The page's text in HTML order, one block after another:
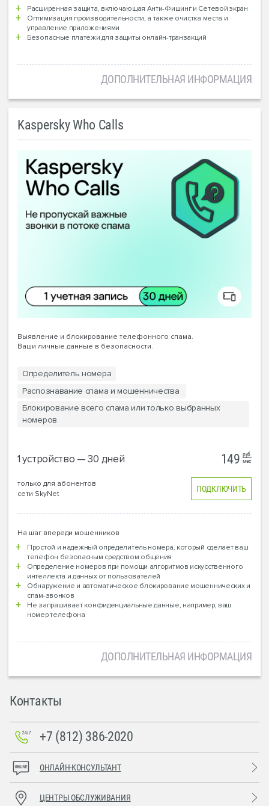
Расширенная защита, включающая Анти-Фишинг и Сетевой экран
Оптимизация производительности, а также очистка места и
управление приложениями
Безопасные платежи для защиты онлайн-транзакций
ДОПОЛНИТЕЛЬНАЯ ИНФОРМАЦИЯ
Kaspersky Who Calls
Выявление и блокирование телефонного спама.
Ваши личные данные в безопасности.
Определитель номера
Распознавание спама и мошенничества
Блокирование всего спама или только выбранных
номеров
1 устройство — 30 дней 149 руб
мес
только для абонентов
сети SkyNet
ПОДКЛЮЧИТЬ
На шаг впереди мошенников
Простой и надежный определитель номера, который сделает ваш
телефон безопасным средством общения
Определение номеров при помощи алгоритмов искусственного
интеллекта и данных от пользователей
Обнаружение и автоматическое блокирование мошеннических и
спам-звонков
Не запрашивает конфиденциальные данные, например, ваш
номер телефона
ДОПОЛНИТЕЛЬНАЯ ИНФОРМАЦИЯ
Контакты
+7 (812) 386-2020
ОНЛАЙН-КОНСУЛЬТАНТ
ЦЕНТРЫ ОБСЛУЖИВАНИЯ